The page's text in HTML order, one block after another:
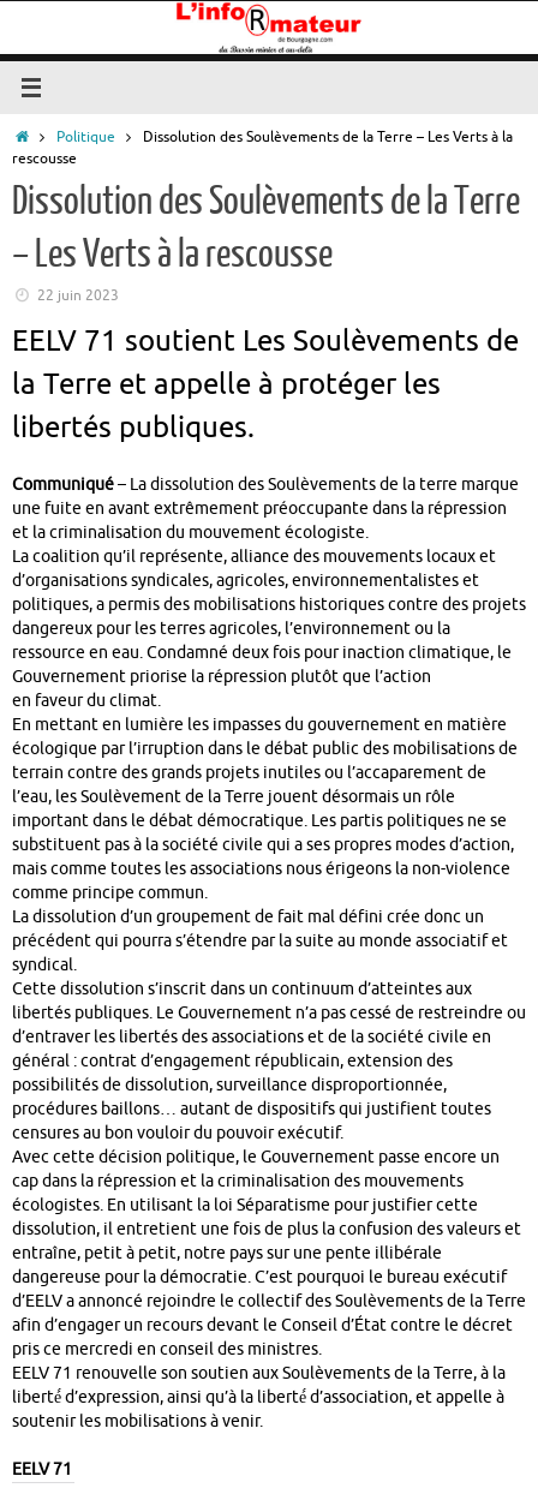
contenu
AccueilPolitique
Dissolution des Soulèvements de la Terre – Les Verts à la
rescousse
Dissolution des Soulèvements de la Terre
– Les Verts à la rescousse
22 juin 2023
EELV 71 soutient Les Soulèvements de
la Terre et appelle à protéger les
libertés publiques.
Communiqué– La dissolution des Soulèvements de la terre marque
une fuite en avant extrêmement préoccupante dans la répression
et la criminalisation du mouvement écologiste.
La coalition qu’il représente, alliance des mouvements locaux et
d’organisations syndicales, agricoles, environnementalistes et
politiques, a permis des mobilisations historiques contre des projets
dangereux pour les terres agricoles, l’environnement ou la
ressource en eau. Condamné deux fois pour inaction climatique, le
Gouvernement priorise la répression plutôt que l’action
en faveur du climat.
En mettant en lumière les impasses du gouvernement en matière
écologique par l’irruption dans le débat public des mobilisations de
terrain contre des grands projets inutiles ou l’accaparement de
l’eau, les Soulèvement de la Terre jouent désormais un rôle
important dans le débat démocratique. Les partis politiques ne se
substituent pas à la société civile qui a ses propres modes d’action,
mais comme toutes les associations nous érigeons la non-violence
comme principe commun.
La dissolution d’un groupement de fait mal défini crée donc un
précédent qui pourra s’étendre par la suite au monde associatif et
syndical.
Cette dissolution s’inscrit dans un continuum d’atteintes aux
libertés publiques. Le Gouvernement n’a pas cessé de restreindre ou
d’entraver les libertés des associations et de la société civile en
général : contrat d’engagement républicain, extension des
possibilités de dissolution, surveillance disproportionnée,
procédures baillons… autant de dispositifs qui justifient toutes
censures au bon vouloir du pouvoir exécutif.
Avec cette décision politique, le Gouvernement passe encore un
cap dans la répression et la criminalisation des mouvements
écologistes. En utilisant la loi Séparatisme pour justifier cette
dissolution, il entretient une fois de plus la confusion des valeurs et
entraîne, petit à petit, notre pays sur une pente illibérale
dangereuse pour la démocratie. C’est pourquoi le bureau exécutif
d’EELV a annoncé rejoindre le collectif des Soulèvements de la Terre
afin d’engager un recours devant le Conseil d’État contre le décret
pris ce mercredi en conseil des ministres.
EELV 71 renouvelle son soutien aux Soulèvements de la Terre, à la
liberté́ d’expression, ainsi qu’à la liberté́ d’association, et appelle à
soutenir les mobilisations à venir.
EELV 71